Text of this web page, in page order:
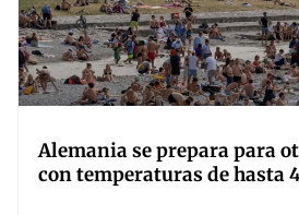
Alemania se prepara para
con temperaturas de hasta